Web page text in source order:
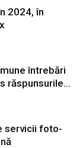
2024, în
întrebări
răspunsurile...
servicii foto-